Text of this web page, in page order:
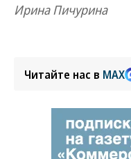
Ирина Пичурина
Читайте нас в MAX